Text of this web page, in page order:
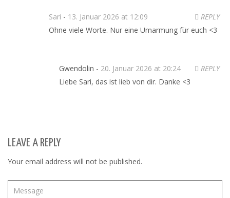
Sari - 13. Januar 2026 at 12:09
REPLY
Ohne viele Worte. Nur eine Umarmung für euch <3
Gwendolin - 20. Januar 2026 at 20:24
REPLY
Liebe Sari, das ist lieb von dir. Danke <3
LEAVE A REPLY
Your email address will not be published.